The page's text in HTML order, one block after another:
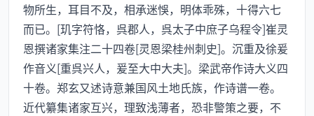
物所生，耳目不及，相承迷悞，明体乖殊，十得六七
而已。[玑字符恪，呉郡人，呉太子中庶子乌程令]崔灵
恩撰诸家集注二十四卷[灵恩梁桂州刺史]。沉重及徐爰
作音义[重呉兴人，爰至大中大夫]。梁武帝作诗大义四
十卷。郑玄又述诗意兼国风土地氏族，作诗谱一卷。
近代纂集诸家互兴，理致浅薄者，恐非警策之要，不